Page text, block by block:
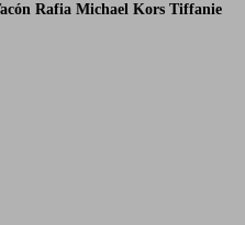
Rafia Michael Kors Tiffanie